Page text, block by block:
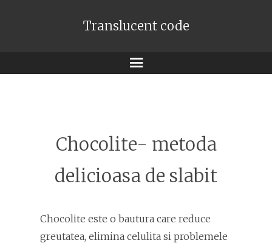
Translucent code
Meniu
Chocolite- metoda
delicioasa de slabit
Chocolite este o bautura care reduce
greutatea, elimina celulita si problemele